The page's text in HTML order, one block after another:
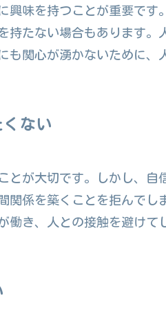
興味を持つことが重要です
持たない場合もあります。
も関心が湧かないために、
ない
とが大切です。しかし、自
関係を築くことを拒んでし
働き、人との接触を避けて